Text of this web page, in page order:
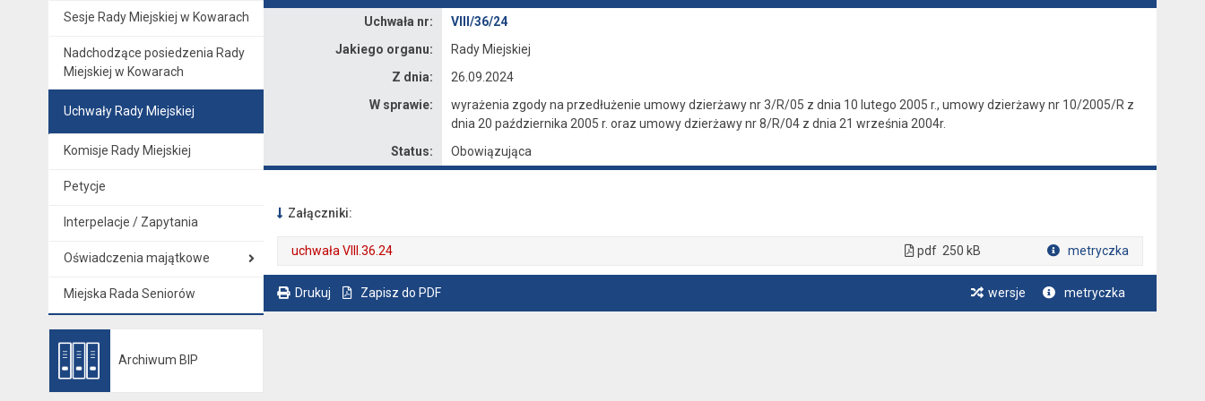
Sesje Rady Miejskiej w Kowarach
Nadchodzące posiedzenia Rady
Miejskiej w Kowarach
Uchwały Rady Miejskiej
Komisje Rady Miejskiej
Petycje
Interpelacje / Zapytania
Oświadczenia majątkowe
Miejska Rada Seniorów
Archiwum BIP
Uchwała nr:
VIII/36/24
Jakiego organu:
Rady Miejskiej
Z dnia:
26.09.2024
W sprawie:
wyrażenia zgody na przedłużenie umowy dzierżawy nr 3/R/05 z dnia 10 lutego 2005 r., umowy dzierżawy nr 10/2005/R z
dnia 20 października 2005 r. oraz umowy dzierżawy nr 8/R/04 z dnia 21 września 2004r.
Status:
Obowiązująca
Załączniki:
uchwała VIII.36.24 pdf 250 kB metryczka
Drukuj Zapisz do PDF wersje metryczka